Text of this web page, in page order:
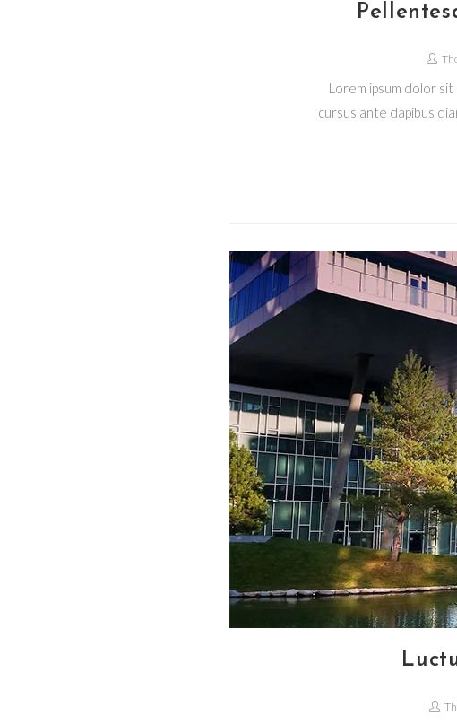
Lorem ipsum dolor
cursus ante dapibus